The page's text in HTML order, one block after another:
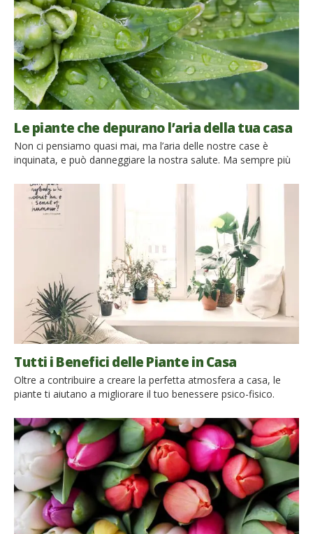
Le piante che depurano l’aria della tua casa
Non ci pensiamo quasi mai, ma l’aria delle nostre case è
inquinata, e può danneggiare la nostra salute. Ma sempre più
l’inquinamento domestico, neutralizzando le dannose sostanze
organiche volatili (VOC) presenti in tantissimi prodotti che
usiamo nelle nostre case. Li troviamo nei prodotti per la
Tutti i Benefici delle Piante in Casa
Oltre a contribuire a creare la perfetta atmosfera a casa, le
piante ti aiutano a migliorare il tuo benessere psico-fisico.
grande potere dei nostri alleati verdi Molti di noi usano vasi di
fiori o piante da interni per decorare e rendere uniche le […]